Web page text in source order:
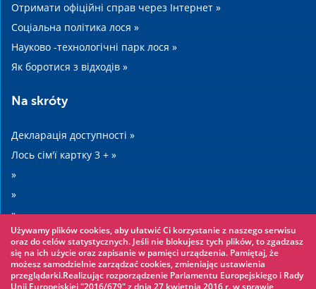
Отримати офіційні справ через Інтернет »
Соціальна політика лося »
Науково -технологічні парк лося »
Як боротися з відходів »
Na skróty
Декларація доступності »
Лось сім'ї картку 3 + »
»
»
»
»
Warto zobaczyć
Używamy plików cookies, aby ułatwić Ci korzystanie z naszego serwisu
oraz do celów statystycznych. Jeśli nie blokujesz tych plików, to zgadzasz
się na ich użycie oraz zapisanie w pamięci urządzenia. Pamiętaj, że
możesz samodzielnie zarządzać cookies, zmieniając ustawienia
przeglądarki.Realizując rozporządzenie Parlamentu Europejskiego i Rady
Unii Europejskiej "2016/679" z dnia 27 kwietnia 2016 r. w sprawie